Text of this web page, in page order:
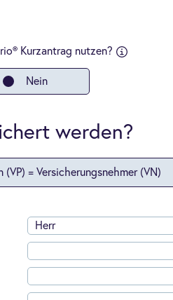
Kurzantrag nutzen?
oder
Gründung
Apotheke,
Anwalts-,
-
Nein
werden?
(VP) = Versicherungsnehmer (VN)
Herr